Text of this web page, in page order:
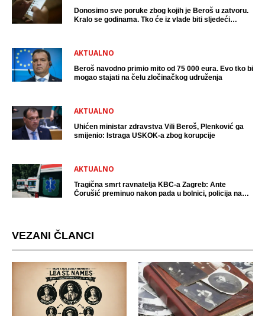
Donosimo sve poruke zbog kojih je Beroš u zatvoru.
Kralo se godinama. Tko će iz vlade biti sljedeći
AKTUALNO
Beroš navodno primio mito od 75 000 eura. Evo tko bi
mogao stajati na čelu zločinačkog udruženja
AKTUALNO
Uhićen ministar zdravstva Vili Beroš, Plenković ga
smijenio: Istraga USKOK-a zbog korupcije
AKTUALNO
Tragična smrt ravnatelja KBC-a Zagreb: Ante
Ćorušić preminuo nakon pada u bolnici, policija na
VEZANI ČLANCI